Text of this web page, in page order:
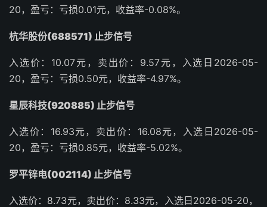
20，盈亏：亏损0.01元，收益率-0.08%。
杭华股份(688571) 止步信号
入选价：10.07元，卖出价：9.57元，入选日2026-05-
20，盈亏：亏损0.50元，收益率-4.97%。
星辰科技(920885) 止步信号
入选价：16.93元，卖出价：16.08元，入选日2026-05-
20，盈亏：亏损0.85元，收益率-5.02%。
罗平锌电(002114) 止步信号
入选价：8.73元，卖出价：8.33元，入选日2026-05-20，